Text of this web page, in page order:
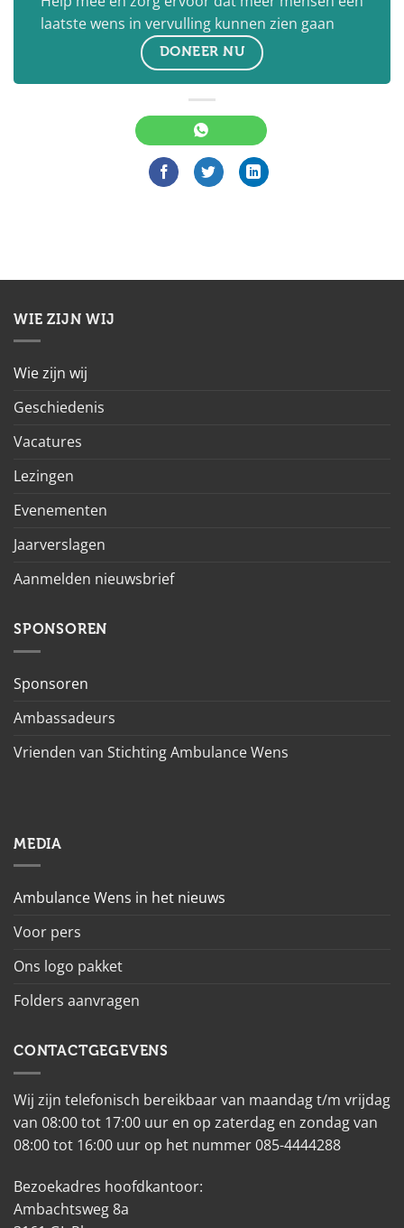
laatste wens in vervulling kunnen zien gaan
DONEER NU
WIE ZIJN WIJ
Wie zijn wij
Geschiedenis
Vacatures
Lezingen
Evenementen
Jaarverslagen
Aanmelden nieuwsbrief
SPONSOREN
Sponsoren
Ambassadeurs
Vrienden van Stichting Ambulance Wens
MEDIA
Ambulance Wens in het nieuws
Voor pers
Ons logo pakket
Folders aanvragen
CONTACTGEGEVENS
Wij zijn telefonisch bereikbaar van maandag t/m vrijdag
van 08:00 tot 17:00 uur en op zaterdag en zondag van
08:00 tot 16:00 uur op het nummer 085-4444288
Bezoekadres hoofdkantoor:
Ambachtsweg 8a